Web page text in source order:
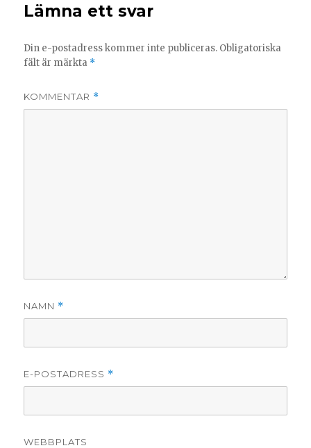
Lämna ett svar
Din e-postadress kommer inte publiceras. Obligatoriska
fält är märkta *
KOMMENTAR *
NAMN *
E-POSTADRESS *
WEBBPLATS